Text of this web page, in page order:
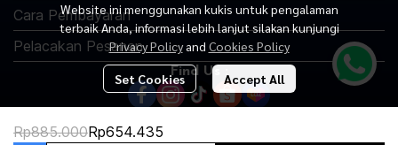
Rp885.000Rp654.435
Website ini menggunakan kukis untuk pengalaman
terbaik Anda, informasi lebih lanjut silakan kunjungi
Privacy Policy and Cookies Policy
Set Cookies Accept All
Cara Pembayaran
Pelacakan Pesanan
Find Us :